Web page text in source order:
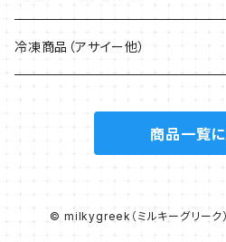
200g
冷凍商品（アサイー他）
商品一覧
© milkygreek（ミルキーグリーク